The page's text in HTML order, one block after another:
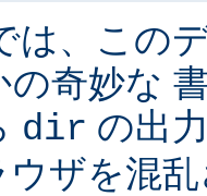
は、この
の奇妙な
dir の出
ウザを混